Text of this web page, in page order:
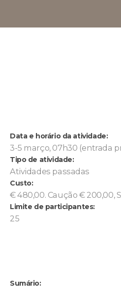
Data e horário da atividade:
3-5 março, 07h30 (entrada
Tipo de atividade:
Atividades passadas
Custo:
€ 480,00. Caução € 200,00,
Limite de participantes:
25
Sumário: